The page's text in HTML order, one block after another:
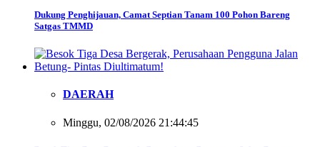
Dukung Penghijauan, Camat Septian Tanam 100 Pohon Bareng
Satgas TMMD
DAERAH
Minggu, 02/08/2026 21:44:45